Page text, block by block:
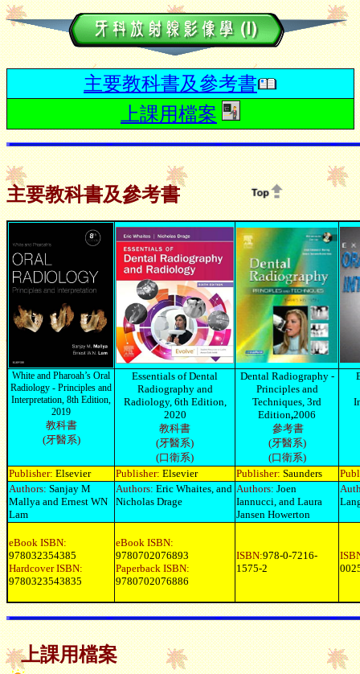
主要教科書及參考書
上課用檔案
主要教科書及參考書
White and Pharoah’s Oral
Radiology - Principles and
Interpretation, 8th Edition,
2019
教科書
(牙醫系)
Essentials of Dental
Radiography and
Radiology, 6th Edition,
2020
教科書
(牙醫系)
(口衛系)
Dental Radiography -
Principles and
Techniques, 3rd
Edition,2006
參考書
(牙醫系)
(口衛系)
Publisher: Elsevier Publisher: Elsevier Publisher: Saunders
Authors: Sanjay M
Mallya and Ernest WN
Lam
Authors: Eric Whaites, and
Nicholas Drage
Authors: Joen
Iannucci, and Laura
Jansen Howerton
eBook ISBN:
978032354385
Hardcover ISBN:
9780323543835
eBook ISBN:
9780702076893
Paperback ISBN:
9780702076886
ISBN:978-0-7216-
1575-2
上課用檔案